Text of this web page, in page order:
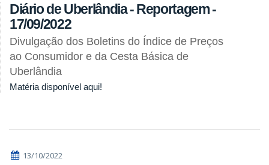
Diário de Uberlândia - Reportagem -
17/09/2022
Divulgação dos Boletins do Índice de Preços
ao Consumidor e da Cesta Básica de
Uberlândia
Matéria disponível aqui!
13/10/2022